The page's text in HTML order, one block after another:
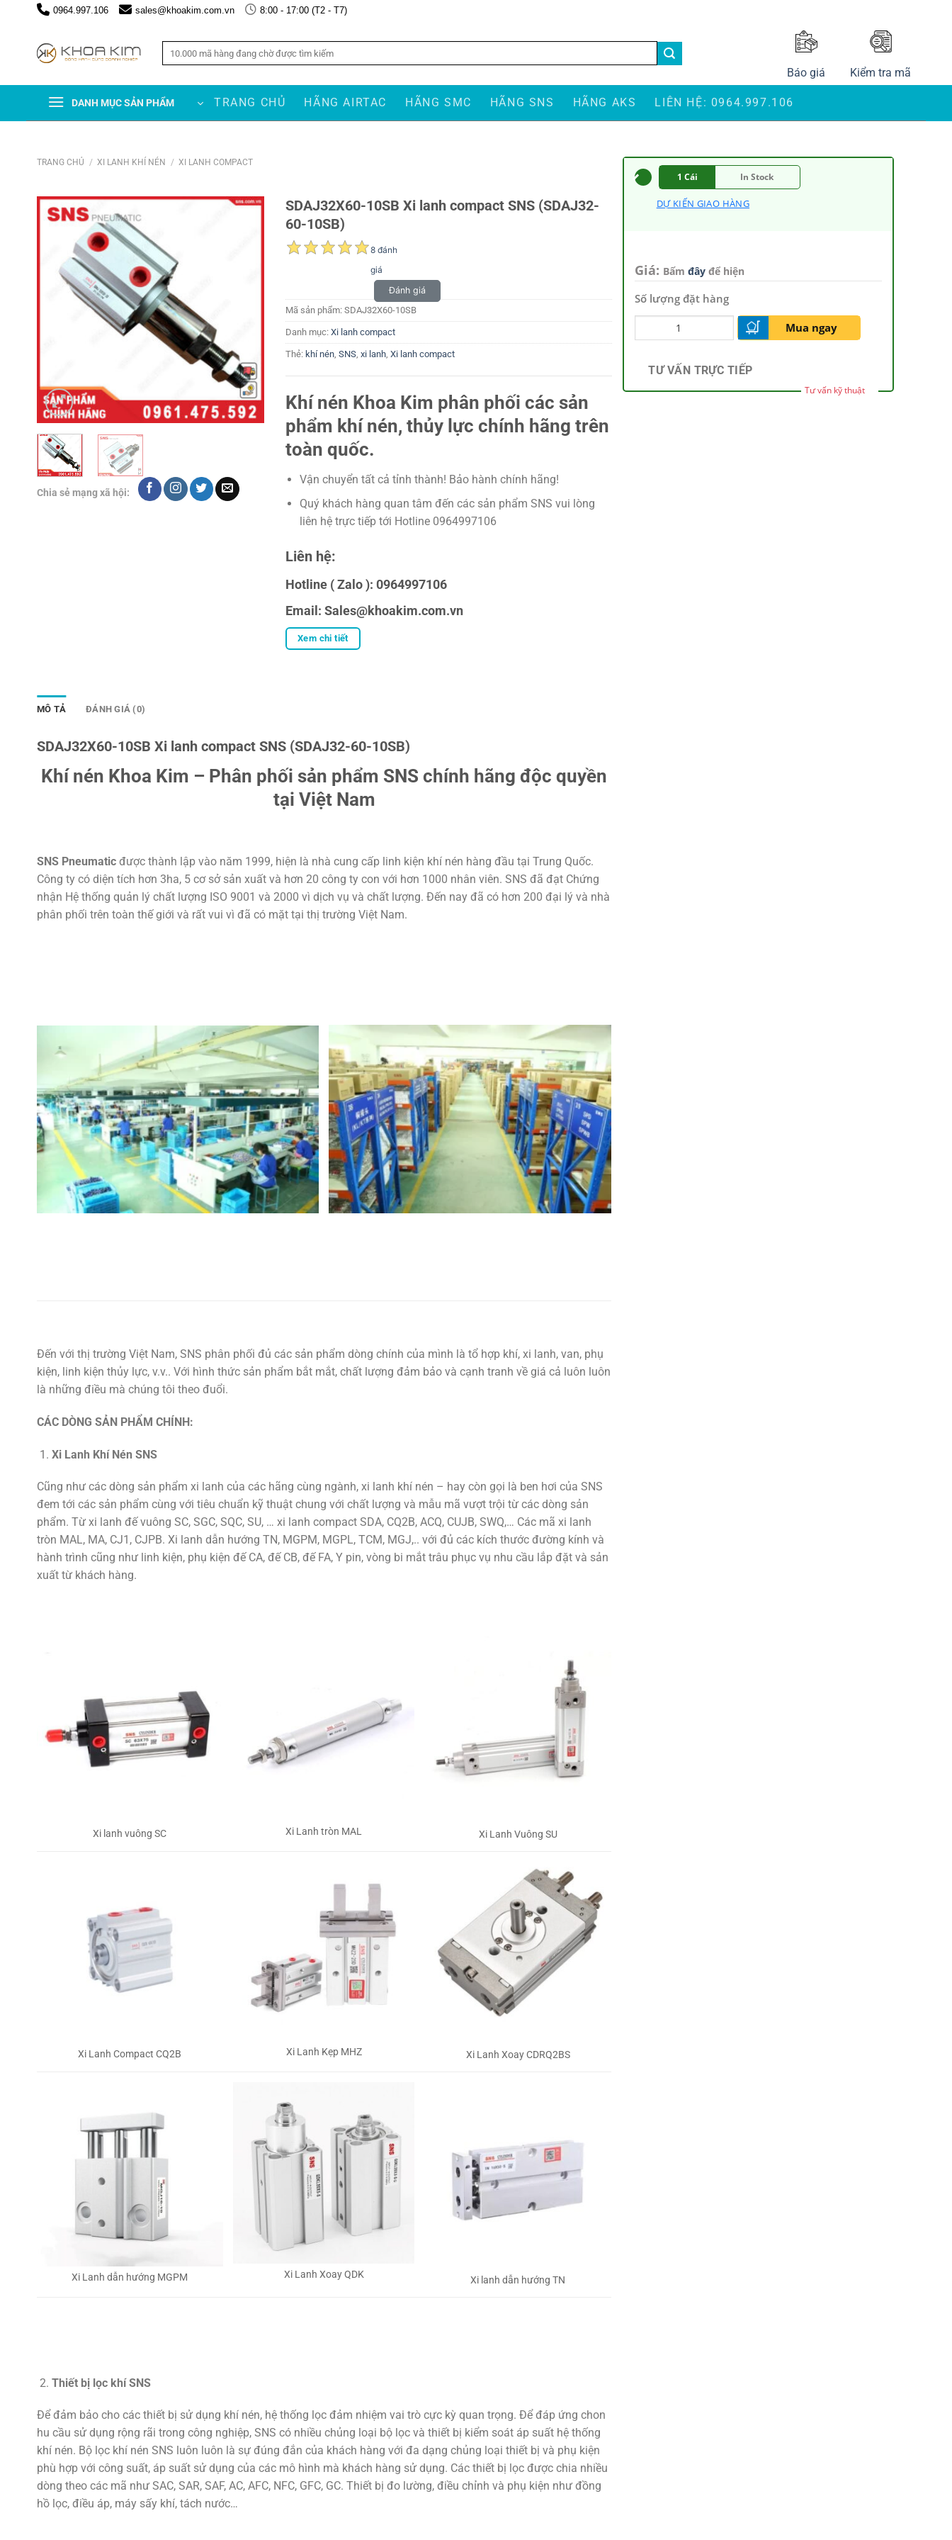
0964.997.106 sales@khoakim.com.vn 8:00 - 17:00 (T2 - T7)
Báo giá Kiểm tra mã
DANH MỤC SẢN PHẨM TRANG CHỦ HÃNG AIRTAC HÃNG SMC HÃNG SNS HÃNG AKS LIÊN HỆ: 0964.997.106
TRANG CHỦ / XI LANH KHÍ NÉN / XI LANH COMPACT
Chia sẻ mạng xã hội:
SDAJ32X60-10SB Xi lanh compact SNS (SDAJ32-
60-10SB)
8 đánh
giá
Đánh giá
Mã sản phẩm: SDAJ32X60-10SB
Danh mục: Xi lanh compact
Thẻ: khí nén, SNS, xi lanh, Xi lanh compact
Khí nén Khoa Kim phân phối các sản
phẩm khí nén, thủy lực chính hãng trên
toàn quốc.
Vận chuyển tất cả tỉnh thành! Bảo hành chính hãng!
Quý khách hàng quan tâm đến các sản phẩm SNS vui lòng
liên hệ trực tiếp tới Hotline 0964997106
Liên hệ:
Hotline ( Zalo ): 0964997106
Email: Sales@khoakim.com.vn
Xem chi tiết
MÔ TẢ ĐÁNH GIÁ (0)
SDAJ32X60-10SB Xi lanh compact SNS (SDAJ32-60-10SB)
Khí nén Khoa Kim – Phân phối sản phẩm SNS chính hãng độc quyền
tại Việt Nam
SNS Pneumatic được thành lập vào năm 1999, hiện là nhà cung cấp linh kiện khí nén hàng đầu tại Trung Quốc.
Công ty có diện tích hơn 3ha, 5 cơ sở sản xuất và hơn 20 công ty con với hơn 1000 nhân viên. SNS đã đạt Chứng
nhận Hệ thống quản lý chất lượng ISO 9001 và 2000 vì dịch vụ và chất lượng. Đến nay đã có hơn 200 đại lý và nhà
phân phối trên toàn thế giới và rất vui vì đã có mặt tại thị trường Việt Nam.
Đến với thị trường Việt Nam, SNS phân phối đủ các sản phẩm dòng chính của mình là tổ hợp khí, xi lanh, van, phụ
kiện, linh kiện thủy lực, v.v.. Với hình thức sản phẩm bắt mắt, chất lượng đảm bảo và cạnh tranh về giá cả luôn luôn
là những điều mà chúng tôi theo đuổi.
CÁC DÒNG SẢN PHẨM CHÍNH:
Xi Lanh Khí Nén SNS
Cũng như các dòng sản phẩm xi lanh của các hãng cùng ngành, xi lanh khí nén – hay còn gọi là ben hơi của SNS
đem tới các sản phẩm cùng với tiêu chuẩn kỹ thuật chung với chất lượng và mẫu mã vượt trội từ các dòng sản
phẩm. Từ xi lanh đế vuông SC, SGC, SQC, SU, … xi lanh compact SDA, CQ2B, ACQ, CUJB, SWQ,… Các mã xi lanh
tròn MAL, MA, CJ1, CJPB. Xi lanh dẫn hướng TN, MGPM, MGPL, TCM, MGJ,.. với đủ các kích thước đường kính và
hành trình cũng như linh kiện, phụ kiện đế CA, đế CB, đế FA, Y pin, vòng bi mắt trâu phục vụ nhu cầu lắp đặt và sản
xuất từ khách hàng.
Xi lanh vuông SC Xi Lanh tròn MAL Xi Lanh Vuông SU
Xi Lanh Compact CQ2B Xi Lanh Kẹp MHZ Xi Lanh Xoay CDRQ2BS
Xi Lanh dẫn hướng MGPM Xi Lanh Xoay QDK Xi lanh dẫn hướng TN
Thiết bị lọc khí SNS
Để đảm bảo cho các thiết bị sử dụng khí nén, hệ thống lọc đảm nhiệm vai trò cực kỳ quan trọng. Để đáp ứng chon
hu cầu sử dụng rộng rãi trong công nghiệp, SNS có nhiều chủng loại bộ lọc và thiết bị kiểm soát áp suất hệ thống
khí nén. Bộ lọc khí nén SNS luôn luôn là sự đúng đắn của khách hàng với đa dạng chủng loại thiết bị và phụ kiện
phù hợp với công suất, áp suất sử dụng của các mô hình mà khách hàng sử dụng. Các thiết bị lọc được chia nhiều
dòng theo các mã như SAC, SAR, SAF, AC, AFC, NFC, GFC, GC. Thiết bị đo lường, điều chỉnh và phụ kiện như đồng
hồ lọc, điều áp, máy sấy khí, tách nước…
1 Cái In Stock
DỰ KIẾN GIAO HÀNG
Giá: Bấm đâyđể hiện
Số lượng đặt hàng
Mua ngay
TƯ VẤN TRỰC TIẾP
Tư vấn kỹ thuật